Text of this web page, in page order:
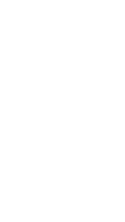
니다.